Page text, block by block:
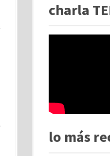
rcharla
lo más